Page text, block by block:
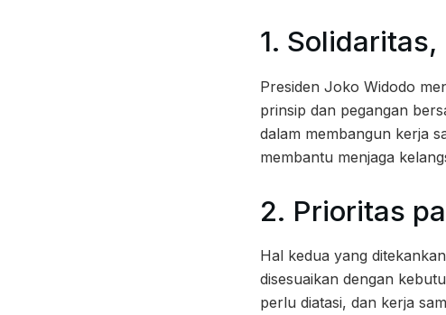
1.
Presiden Joko Widodo
prinsip dan pegangan
dalam membangun kerja
membantu menjaga
2. Prioritas
Hal kedua yang
disesuaikan dengan
perlu diatasi, dan kerja